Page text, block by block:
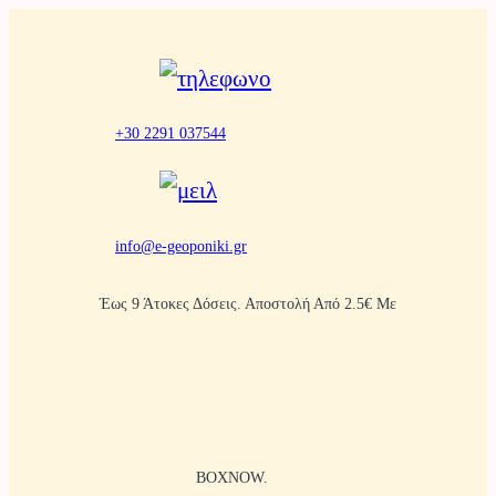
+30 2291 037544
info@e-geoponiki.gr
Έως 9 Άτοκες Δόσεις. Αποστολή Από 2.5€ Με
BOXNOW.